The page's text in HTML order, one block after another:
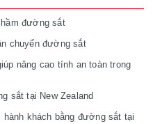
đường sắt
chuyển đường sắt
nâng cao tính an toàn trong
sắt tại New Zealand
khách bằng đường sắt tại